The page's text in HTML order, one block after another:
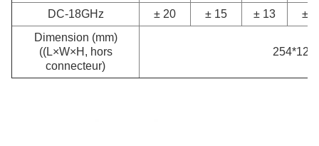
DC-18GHz
± 20 ± 15 ± 13
±
Dimension (mm)
((L×W×H, hors
connecteur)